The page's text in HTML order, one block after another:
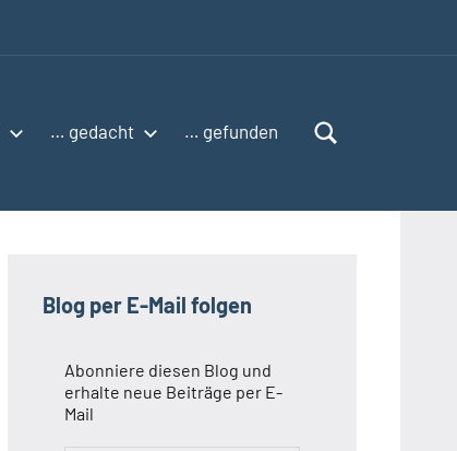
… gedacht … gefunden
Blog per E-Mail folgen
Abonniere diesen Blog und
erhalte neue Beiträge per E-
Mail